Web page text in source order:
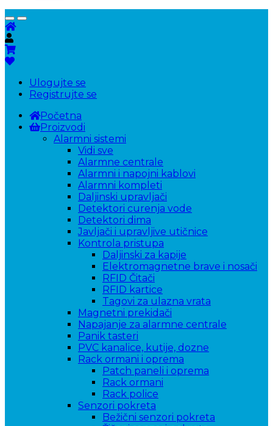
Ulogujte se
Registrujte se
Početna
Proizvodi
Alarmni sistemi
Vidi sve
Alarmne centrale
Alarmni i napojni kablovi
Alarmni kompleti
Daljinski upravljači
Detektori curenja vode
Detektori dima
Javljači i upravljive utičnice
Kontrola pristupa
Daljinski za kapije
Elektromagnetne brave i nosači
RFID Čitači
RFID kartice
Tagovi za ulazna vrata
Magnetni prekidači
Napajanje za alarmne centrale
Panik tasteri
PVC kanalice, kutije, dozne
Rack ormani i oprema
Patch paneli i oprema
Rack ormani
Rack police
Senzori pokreta
Bežični senzori pokreta